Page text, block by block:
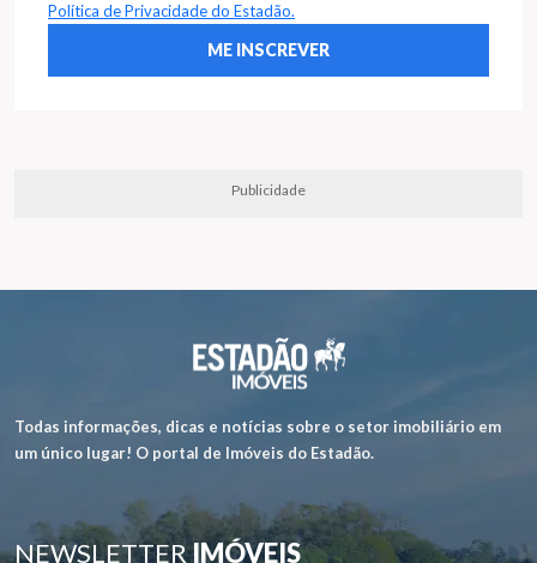
Política de Privacidade do Estadão.
Publicidade
Todas informações, dicas e notícias sobre o setor imobiliário em
um único lugar! O portal de Imóveis do Estadão.
NEWSLETTERIMÓVEIS